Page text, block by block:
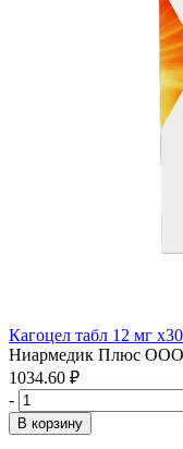
Кагоцел табл 12 мг x30
Ниармедик Плюс
1034.60 ₽
-
В корзину